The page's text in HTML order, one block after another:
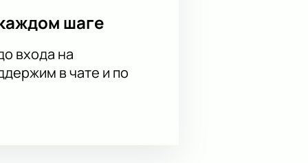
шаге
входа на
в чате и по